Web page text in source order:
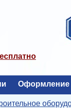
Оформление